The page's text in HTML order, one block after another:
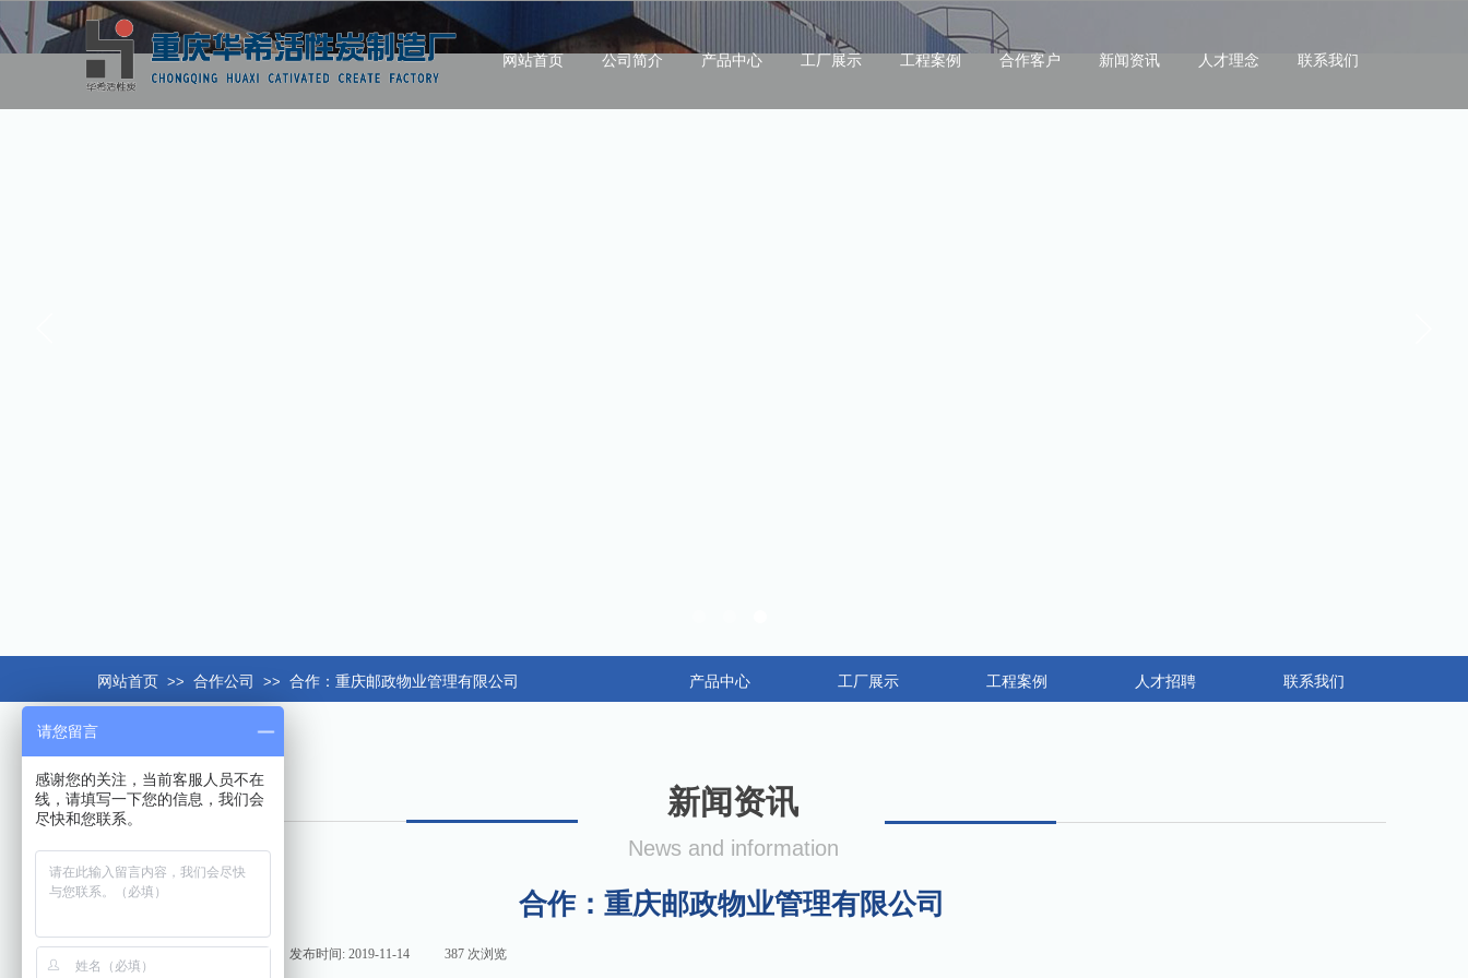
网站首页 公司简介 产品中心 工厂展示 工程案例 合作客户 新闻资讯 人才理念 联系我们
产品中心 工厂展示 工程案例 人才招聘 联系我们
网站首页 >> 合作公司 >> 合作：重庆邮政物业管理有限公司
新闻资讯
News and information
合作：重庆邮政物业管理有限公司
发布时间: 2019-11-14 387 次浏览
请您留言
感谢您的关注，当前客服人员不在
线，请填写一下您的信息，我们会
尽快和您联系。